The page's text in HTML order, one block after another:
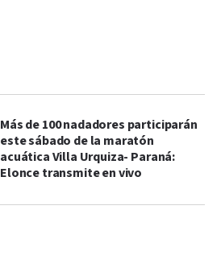
Más de 100 nadadores participarán
este sábado de la maratón
acuática Villa Urquiza- Paraná:
Elonce transmite en vivo